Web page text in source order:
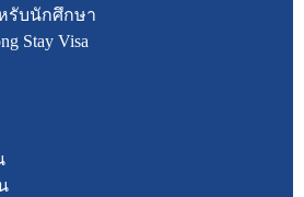
รับนักศึกษา
Stay Visa